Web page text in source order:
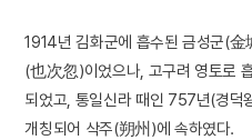
1914년 김화군에 흡수된 금성군(
(也次忽)이었으나, 고구려 영토로
되었고, 통일신라 때인 757년(경덕
개칭되어 삭주(朔州)에 속하였다.